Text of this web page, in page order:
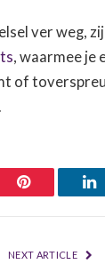
ver weg,
, waarmee je
of
Pinterest
NEXT ARTICLE